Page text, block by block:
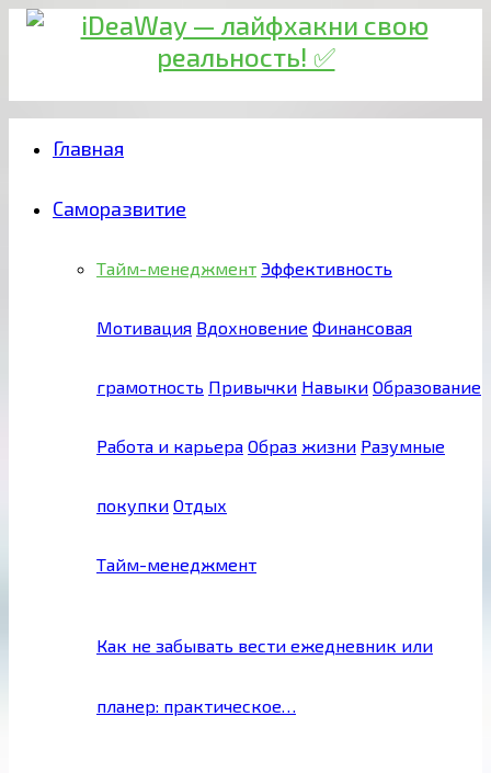
Главная
Саморазвитие
Тайм-менеджмент Эффективность
Мотивация Вдохновение Финансовая
грамотность Привычки Навыки Образование
Работа и карьера Образ жизни Разумные
покупки Отдых
Тайм-менеджмент
Как не забывать вести ежедневник или
планер: практическое…